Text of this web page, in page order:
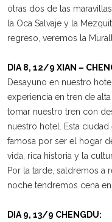
otras dos de las
la Oca Salvaje y la
regreso, veremos la
DIA 8, 12/9 XIAN –
Desayuno en nuestro
experiencia en tren de
tomar nuestro tren con
nuestro hotel. Esta
famosa por ser el hogar
vida, rica historia y la
Por la tarde, saldremos a
noche tendremos cena
DIA 9, 13/9 CHENGDU: